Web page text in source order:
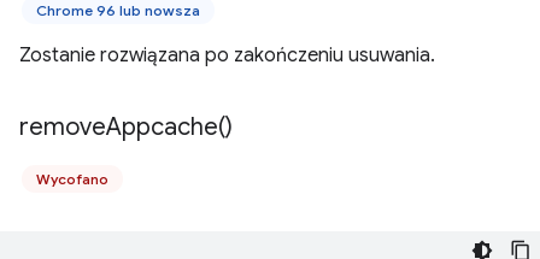
Chrome 96 lub nowsza
Zostanie rozwiązana po zakończeniu usuwania.
removeAppcache()
Wycofano